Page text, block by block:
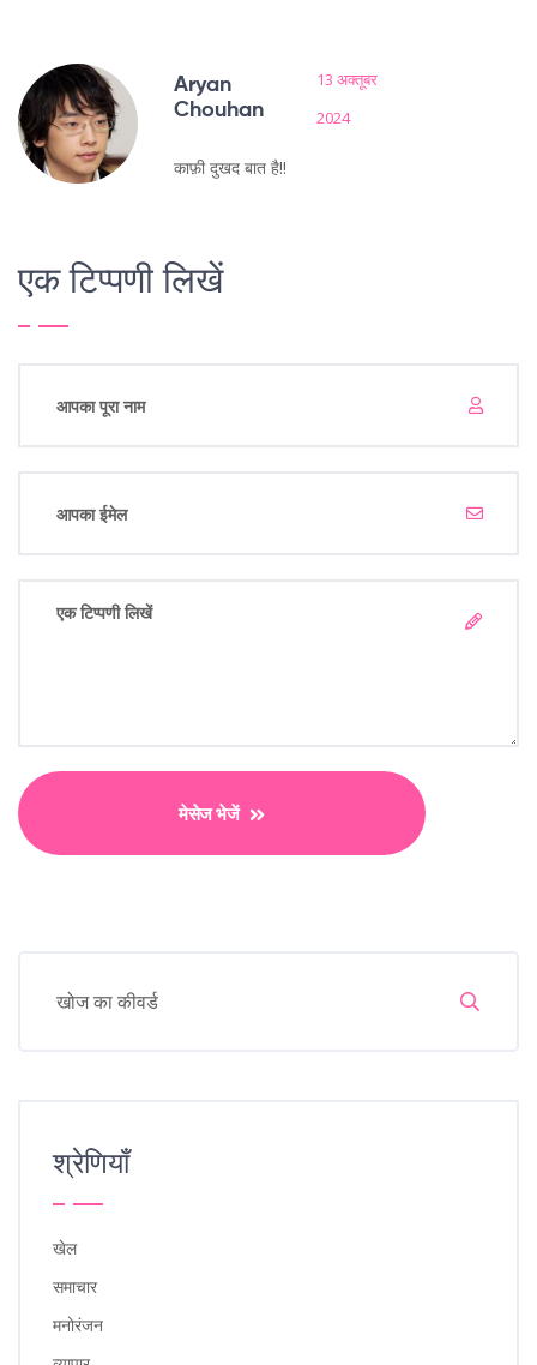
Aryan
Chouhan
13 अक्तूबर
2024
काफ़ी दुखद बात है!!
एक टिप्पणी लिखें
मेसेज भेजें
श्रेणियाँ
खेल
समाचार
मनोरंजन